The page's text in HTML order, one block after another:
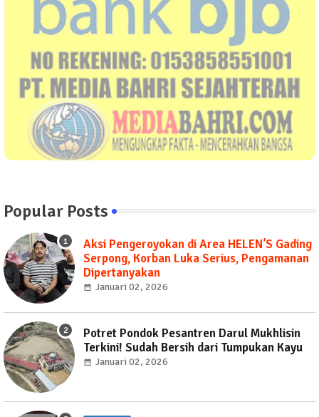
Popular Posts
Aksi Pengeroyokan di Area HELEN’S Gading
Serpong, Korban Luka Serius, Pengamanan
Dipertanyakan
Januari 02, 2026
Potret Pondok Pesantren Darul Mukhlisin
Terkini! Sudah Bersih dari Tumpukan Kayu
Januari 02, 2026